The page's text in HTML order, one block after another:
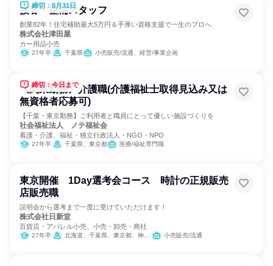
締切：8月31日
接客・整備スタッフ
創業82年！住宅補助最大5万円＆手厚い資格支援で一生のプロへ
株式会社津田屋
カー用品小売
27年卒 千葉県 小売販売/流通、経営/事業企画
締切：今日まで
《関東勤務》介護職(介護福祉士取得見込み又は
無資格者応募可)
【千葉・東京勤務】ご利用者と職員にとって優しい施設づくりを
社会福祉法人 ノテ福祉会
看護・介護、福祉・独立行政法人・NGO・NPO
27年卒 千葉県、東京都 医療/福祉専門職
東京開催 1Day選考会コース 時計の正規販売
店販売職
説明会から選考まで一度に受けていただけます！
株式会社日新堂
百貨店・アパレル小売、小売・卸売・商社
27年卒 北海道、千葉県、東京都、神奈川県、静岡県、愛知県、京都府、大阪府、兵庫県、熊本県 小売販売/流通